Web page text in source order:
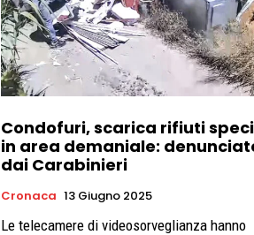
Condofuri, scarica rifiuti
in area demaniale:
dai Carabinieri
Cronaca 13 Giugno 2025
Le telecamere di videosorveglianza hanno